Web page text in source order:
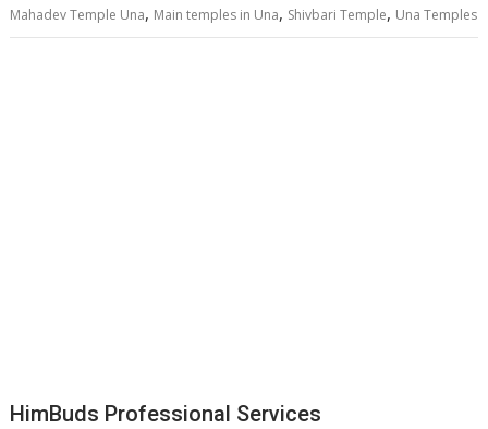
Mahadev Temple Una, Main temples in Una, Shivbari Temple, Una Temples
HimBuds Professional Services